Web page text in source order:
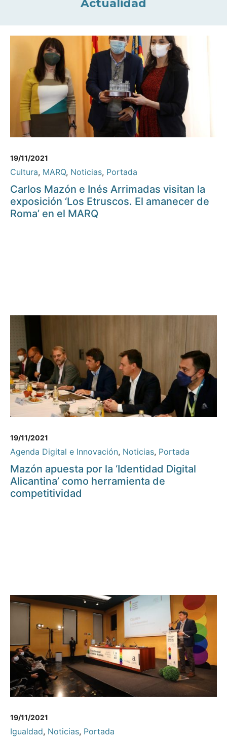
Actualidad
19/11/2021
Cultura, MARQ, Noticias, Portada
Carlos Mazón e Inés Arrimadas visitan la
exposición ‘Los Etruscos. El amanecer de
Roma’ en el MARQ
19/11/2021
Agenda Digital e Innovación, Noticias, Portada
Mazón apuesta por la ‘Identidad Digital
Alicantina’ como herramienta de
competitividad
19/11/2021
Igualdad, Noticias, Portada